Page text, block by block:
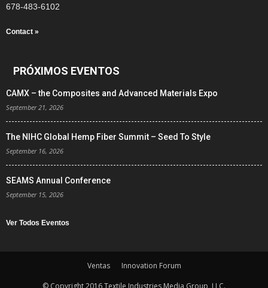
678-483-6102
Contact »
PRÓXIMOS EVENTOS
CAMX – the Composites and Advanced Materials Expo
September 21, 2026
The NIHC Global Hemp Fiber Summit – Seed To Style
September 16, 2026
SEAMS Annual Conference
September 15, 2026
Ver Todos Eventos
Ventas
Innovation Forum